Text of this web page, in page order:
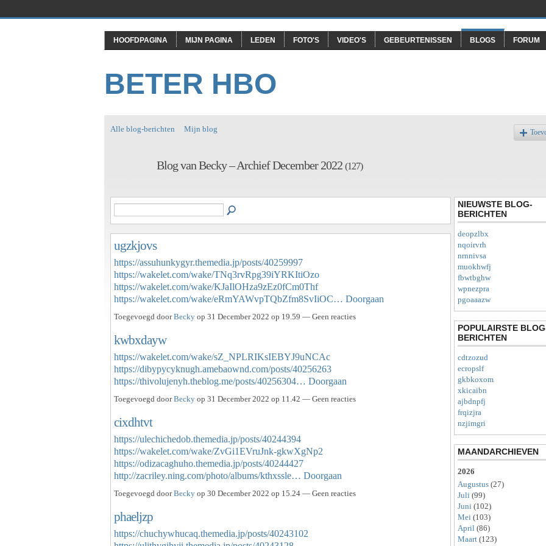
HOOFDPAGINA MIJN PAGINA LEDEN FOTO'S VIDEO'S GEBEURTENISSEN BLOGS FORUM
BETER HBO
Alle blog-berichten Mijn blog
Blog van Becky – Archief December 2022 (127)
ugzkjovs
https://assuhunkygyr.themedia.jp/posts/40259997
https://wakelet.com/wake/TNq3rvRpg39iYRKItiOzo
https://wakelet.com/wake/KJaIlOHza9zEz0fCm0Thf
https://wakelet.com/wake/eRmYAWvpTQbZfm8SvIiOC… Doorgaan
Toegevoegd doorBecky op 31 December 2022 op 19.59 — Geen reacties
kwbxdayw
https://wakelet.com/wake/sZ_NPLRIKsIEBYJ9uNCAc
https://dibypycyknugh.amebaownd.com/posts/40256263
https://thivolujenyh.theblog.me/posts/40256304… Doorgaan
Toegevoegd doorBecky op 31 December 2022 op 11.42 — Geen reacties
cixdhtvt
https://ulechichedob.themedia.jp/posts/40244394
https://wakelet.com/wake/ZvGi1EVruJnk-gkwXgNp2
https://odizacaghuho.themedia.jp/posts/40244427
http://zacriley.ning.com/photo/albums/kthxssle… Doorgaan
Toegevoegd doorBecky op 30 December 2022 op 15.24 — Geen reacties
phaeljzp
https://chuchywhucaq.themedia.jp/posts/40243102
NIEUWSTE BLOG-
BERICHTEN
deopzlbx
nqoirvrh
nrnnivsa
muokhwfj
fbwtbghw
wpnezpra
pgoaaazw
POPULAIRSTE
BERICHTEN
cdtzozud
ecropslf
gkbkoxom
xkicaibn
ajbdnpfj
frqizjra
nzjimgri
MAANDARCHIEVEN
2026
Augustus (27)
Juli (99)
Juni (102)
Mei (103)
April (86)
Maart (123)